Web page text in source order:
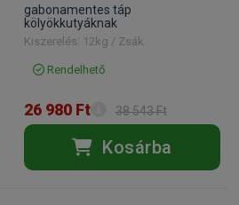
gabonamentes táp
kölyökkutyáknak
Kiszerelés: 12kg / Zsák
Rendelhető
26 980 Ft 38 543 Ft
Kosárba